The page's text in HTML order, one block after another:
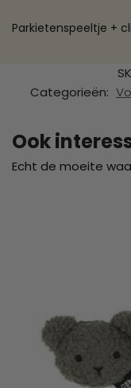
Parkietenspeeltje +
Categorieën:
Ook
Echt de moeite